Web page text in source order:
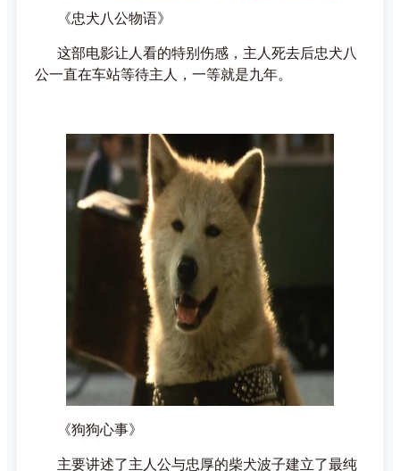
《忠犬八公物语》
这部电影让人看的特别伤感，主人死去后忠犬八
公一直在车站等待主人，一等就是九年。
《狗狗心事》
主要讲述了主人公与忠厚的柴犬波子建立了最纯